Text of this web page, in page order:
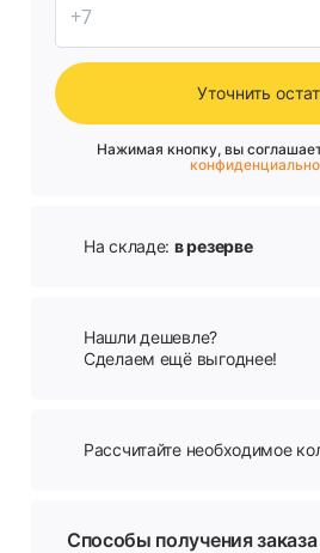
Уточнить
Нажимая кнопку, вы
На складе: в резерве
Нашли дешевле?
Сделаем ещё выгоднее!
Рассчитайте необходимое
Способы получения заказа